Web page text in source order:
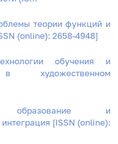
теории функций и
(online): 2658-4948]
обучения и
художественном
образование и
[ISSN (online):